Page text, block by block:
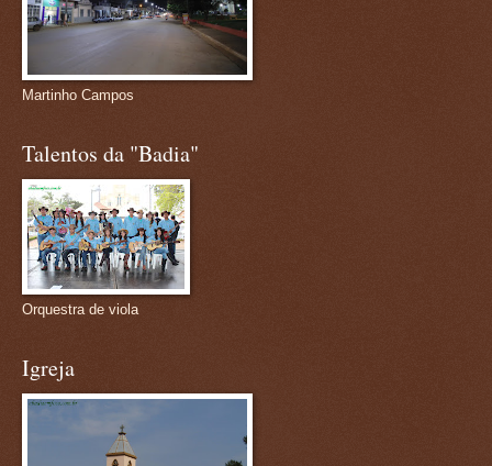
Martinho Campos
Talentos da "Badia"
Orquestra de viola
Igreja